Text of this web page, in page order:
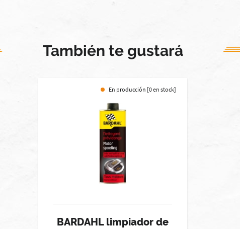
También te gustará
En producción [0 en stock]
BARDAHL limpiador de